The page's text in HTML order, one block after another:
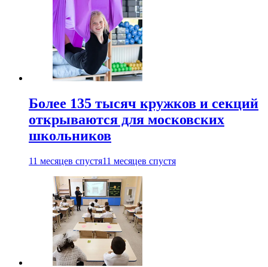
Более 135 тысяч кружков и секций
открываются для московских
школьников
11 месяцев спустя11 месяцев спустя